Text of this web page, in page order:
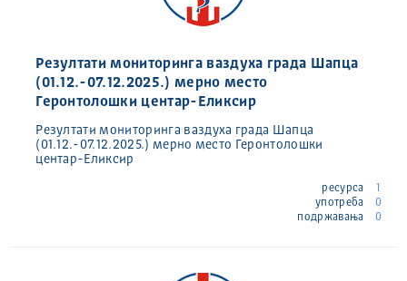
Резултати мониторинга ваздуха града Шапца
(01.12.-07.12.2025.) мерно место
Геронтолошки центар-Еликсир
Резултати мониторинга ваздуха града Шапца
(01.12.-07.12.2025.) мерно место Геронтолошки
центар-Еликсир
ресурса
1
употреба
0
подржавања
0